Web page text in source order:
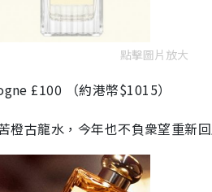
點擊圖片放大
£100 （約港幣$1015）
橙古龍水，今年也不負衆望重新